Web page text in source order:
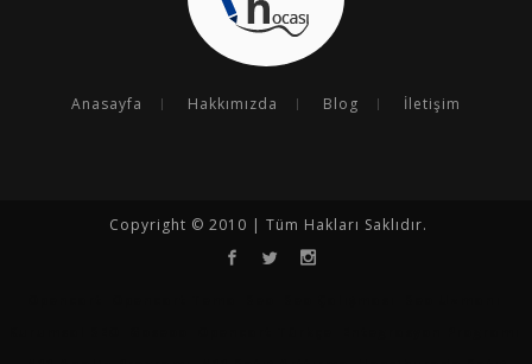
Anasayfa Hakkımızda Blog İletişim
Copyright © 2010 | Tüm Hakları Saklıdır.